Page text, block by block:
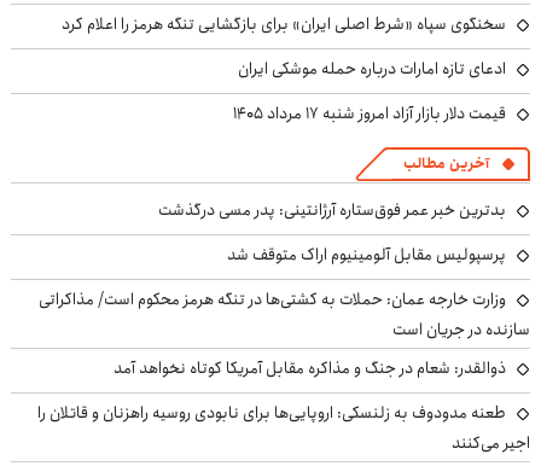
سخنگوی سپاه «شرط اصلی ایران» برای بازگشایی تنگه هرمز را اعلام کرد
ادعای تازه امارات درباره حمله موشکی ایران
قیمت دلار بازار آزاد امروز شنبه ۱۷ مرداد ۱۴۰۵
آخرین مطالب
بدترین خبر عمر فوق‌ستاره آرژانتینی: پدر مسی درگذشت
پرسپولیس مقابل آلومینیوم اراک متوقف شد
وزارت خارجه عمان: حملات به کشتی‌ها در تنگه هرمز محکوم است/ مذاکراتی
سازنده در جریان است
ذوالقدر: شعام در جنگ و مذاکره مقابل آمریکا کوتاه نخواهد آمد
طعنه مدودوف به زلنسکی: اروپایی‌ها برای نابودی روسیه راهزنان و قاتلان را
اجیر می‌کنند